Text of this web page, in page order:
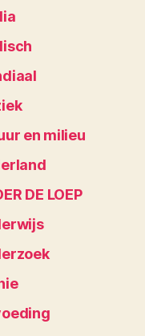
en milieu
DE LOEP